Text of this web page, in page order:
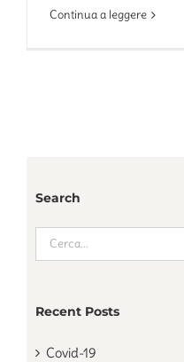
Continua a leggere
Search
Cerca
per:
Recent Posts
Covid-19